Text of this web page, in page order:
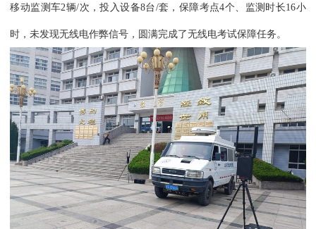
移动监测车2辆/次，投入设备8台/套，保障考点4个、监测时长16小
时，未发现无线电作弊信号，圆满完成了无线电考试保障任务。